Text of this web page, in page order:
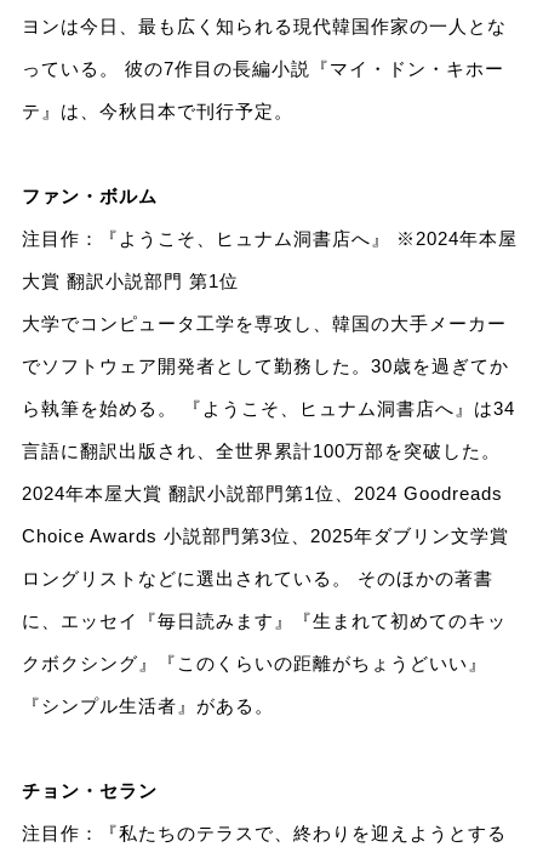
ヨンは今日、最も広く知られる現代韓国作家の一人とな
っている。 彼の7作目の長編小説『マイ・ドン・キホー
テ』は、今秋日本で刊行予定。
ファン・ボルム
注目作：『ようこそ、ヒュナム洞書店へ』 ※2024年本屋
大賞 翻訳小説部門 第1位
大学でコンピュータ工学を専攻し、韓国の大手メーカー
でソフトウェア開発者として勤務した。30歳を過ぎてか
ら執筆を始める。 『ようこそ、ヒュナム洞書店へ』は34
言語に翻訳出版され、全世界累計100万部を突破した。
2024年本屋大賞 翻訳小説部門第1位、2024 Goodreads
Choice Awards 小説部門第3位、2025年ダブリン文学賞
ロングリストなどに選出されている。 そのほかの著書
に、エッセイ『毎日読みます』『生まれて初めてのキッ
クボクシング』『このくらいの距離がちょうどいい』
『シンプル生活者』がある。
チョン・セラン
注目作：『私たちのテラスで、終わりを迎えようとする